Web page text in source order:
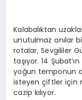
Kalabalıktan
unutulmaz anılar
rotalar, Sevgililer
taşıyor. 14
yoğun temponun
isteyen çiftler için
cazip kılıyor.